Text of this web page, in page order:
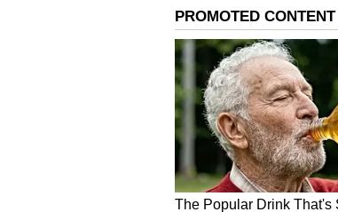
ಉಪ್ಪರಪಲ್ಲಿ ನ್ಯಾಯಾಲಯ
ಕಾಯ್ದೆ ಅಡಿ ಪ್ರಕರಣ
ಚಂಚಲ್ ಗೂಡ
ಮಾಸ್ಟರ್‌ರನ್ನು ಆಪ್ತರು
ದುಃಖವನ್ನು
ಜೈಲಿಗೆ ಹೋಗಬಾರದು. ಇದೆಲ್ಲ
ಮಾತನಾಡುವುದಿಲ್ಲ.